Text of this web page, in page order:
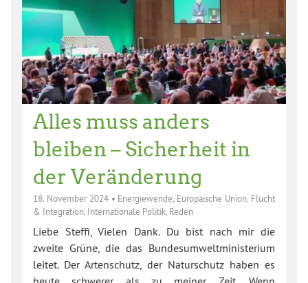
Alles muss anders
bleiben – Sicherheit in
der Veränderung
18. November 2024• Energiewende, Europäische Union, Flucht
& Integration, Internationale Politik, Reden
Liebe Steffi, Vielen Dank. Du bist nach mir die
zweite Grüne, die das Bundesumweltministerium
leitet. Der Artenschutz, der Naturschutz haben es